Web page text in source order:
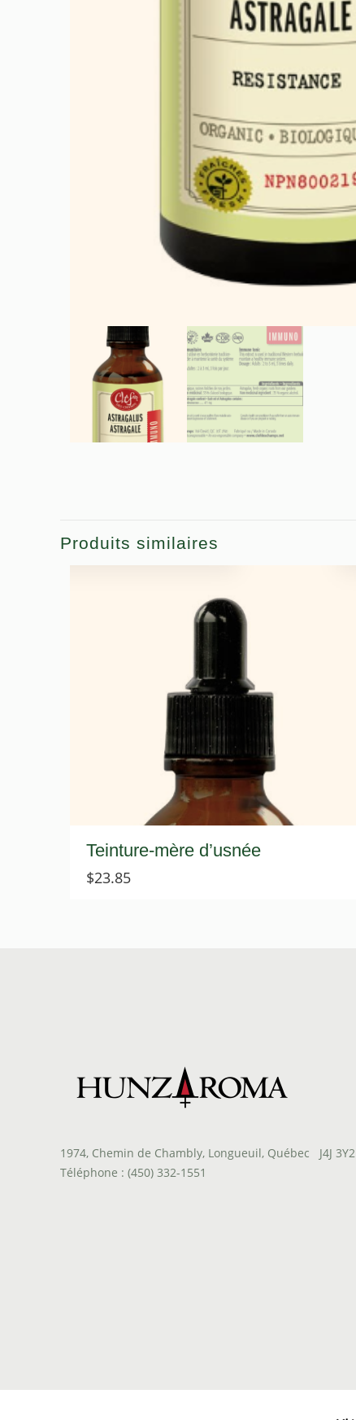
Produits similaires
Teinture-mère d’usnée
$23.85
1974, Chemin de Chambly, Longueuil, Québec J4J 3Y2
Téléphone : (450) 332-1551